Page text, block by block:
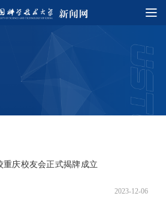
2023-12-06